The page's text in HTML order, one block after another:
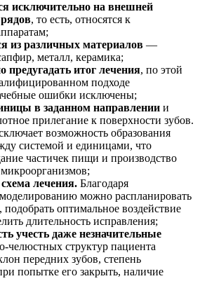
исключительно на внешней
, то есть, относятся к
из различных материалов —
металл, керамика;
предугадать итог лечения, по этой
подходе
ошибки исключены;
в заданном направлении и
прилегание к поверхности зубов.
возможность образования
системой и единицами, что
частичек пищи и производство
лечения. Благодаря
можно распланировать
подобрать оптимальное воздействие
длительность исправления;
учесть даже незначительные
челюстных структур пациента
передних зубов, степень
попытке его закрыть, наличие